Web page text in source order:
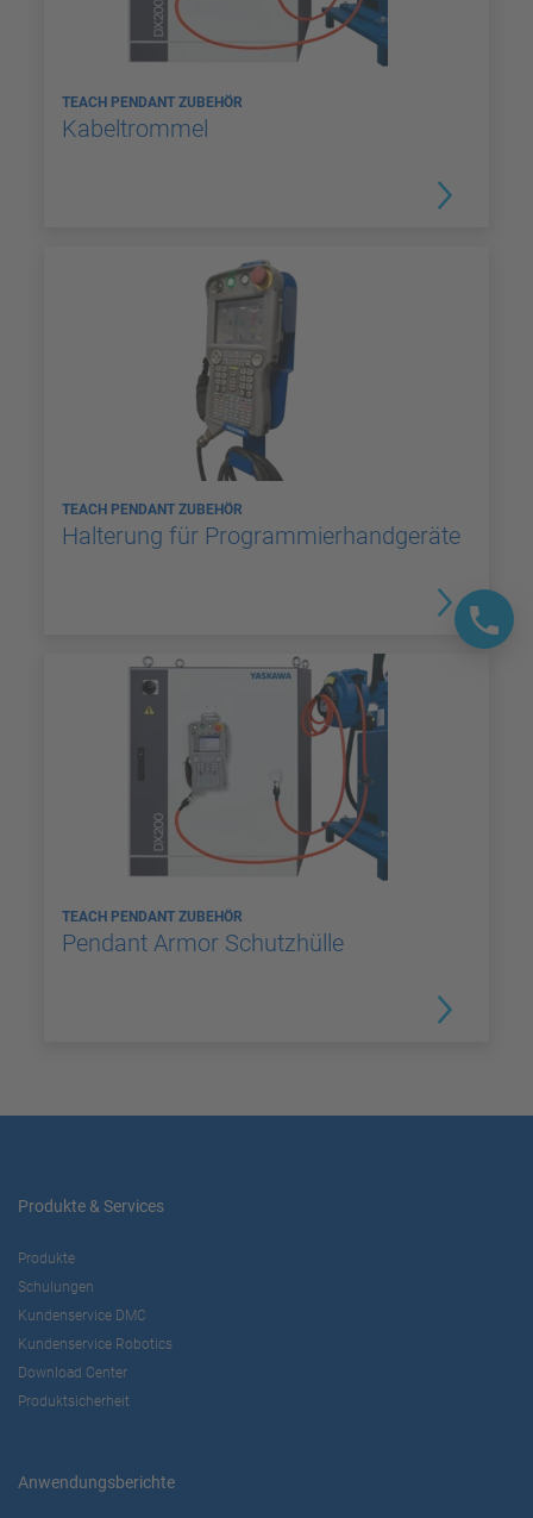
TEACH PENDANT ZUBEHÖR
Kabeltrommel
TEACH PENDANT ZUBEHÖR
Halterung für Programmierhandgeräte
TEACH PENDANT ZUBEHÖR
Pendant Armor Schutzhülle
Produkte & Services
Produkte
Schulungen
Kundenservice DMC
Kundenservice Robotics
Download Center
Produktsicherheit
Anwendungsberichte